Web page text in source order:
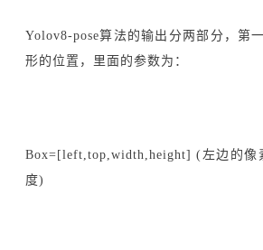
Yolov8-pose算法的输出分两部分，第
形的位置，里面的参数为：
Box=[left,top,width,height] (左边的像
度)